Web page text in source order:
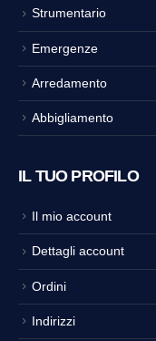
Strumentario
Emergenze
Arredamento
Abbigliamento
IL TUO PROFILO
Il mio account
Dettagli account
Ordini
Indirizzi